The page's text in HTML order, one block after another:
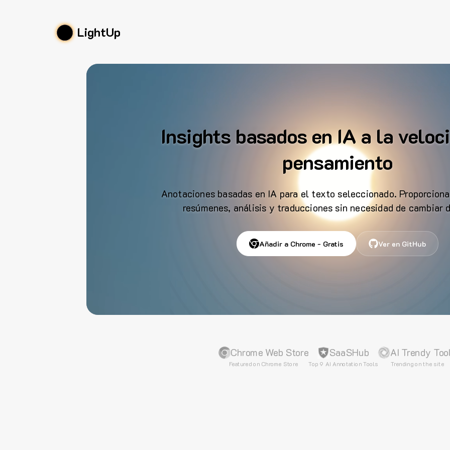
LightUp
Insights basados en IA a la
pensamiento
Anotaciones basadas en IA para el texto seleccionado.
resúmenes, análisis y traducciones sin necesidad de cambiar
Añadir a Chrome - Gratis Ver en GitHub
Chrome Web Store
Featured on Chrome Store
SaaSHub
Top 9 AI Annotation Tools
AI Trendy
Trending on the site